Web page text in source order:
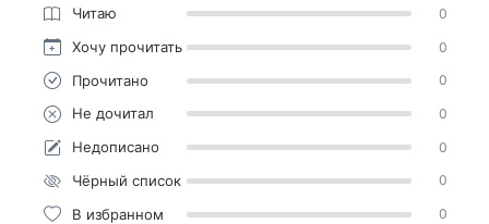
Читаю 0
Хочу прочитать 0
Прочитано 0
Не дочитал 0
Недописано 0
Чёрный список 0
В избранном 0